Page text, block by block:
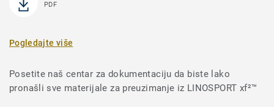
PDF
Pogledajte više
Posetite naš centar za dokumentaciju da biste lako
pronašli sve materijale za preuzimanje iz LINOSPORT xf²™